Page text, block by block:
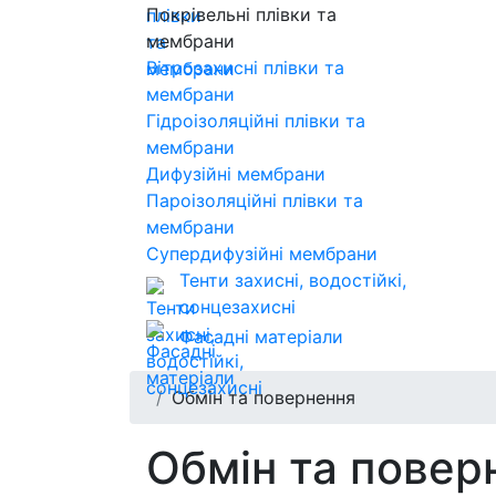
Покрівельні плівки та
мембрани
Вітрозахисні плівки та
мембрани
Гідроізоляційні плівки та
мембрани
Дифузійні мембрани
Пароізоляційні плівки та
мембрани
Супердифузійні мембрани
Тенти захисні, водостійкі,
сонцезахисні
Фасадні матеріали
Обмін та повернення
Обмін та